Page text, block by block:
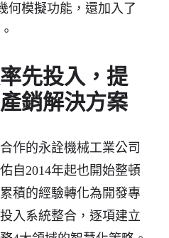
何模擬功能，還加入了
先投入，提
銷解決方案
作的永詮機械工業公司
自2014年起也開始整頓
積的經驗轉化為開發專
入系統整合，逐項建立